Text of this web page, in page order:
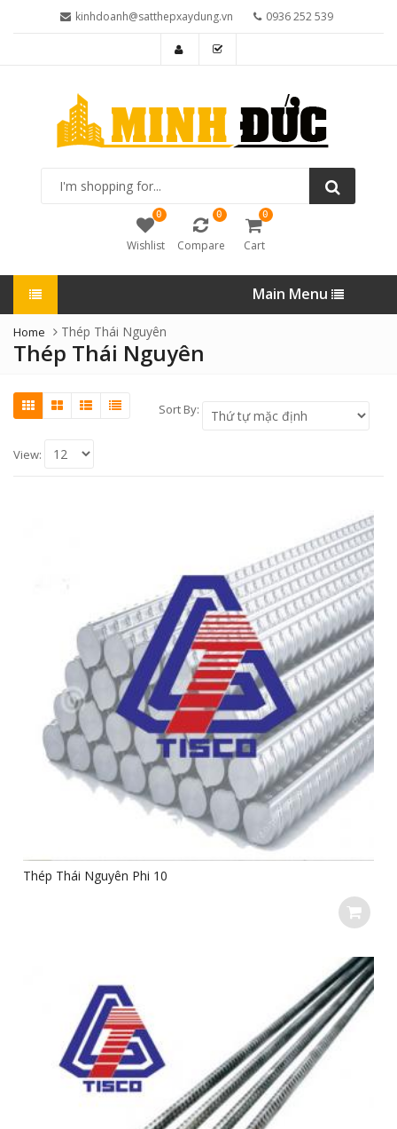
kinhdoanh@satthepxaydung.vn 0936 252 539
shopping
0
Wishlist
0
Compare
0
Cart
Main Menu
Home Thép Thái Nguyên
Thép Thái Nguyên
Sort By:
View:
Thép Thái Nguyên Phi 10